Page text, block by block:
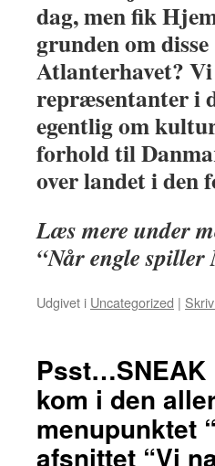
dag, men fik
grunden om
Atlanterhavet?
repræsentanter i
egentlig om
forhold til
over landet i den
Læs mere under
“Når engle spiller
Udgivet i Uncategorized |
Psst…SNEAK
kom i den
menupunktet
afsnittet “Vi